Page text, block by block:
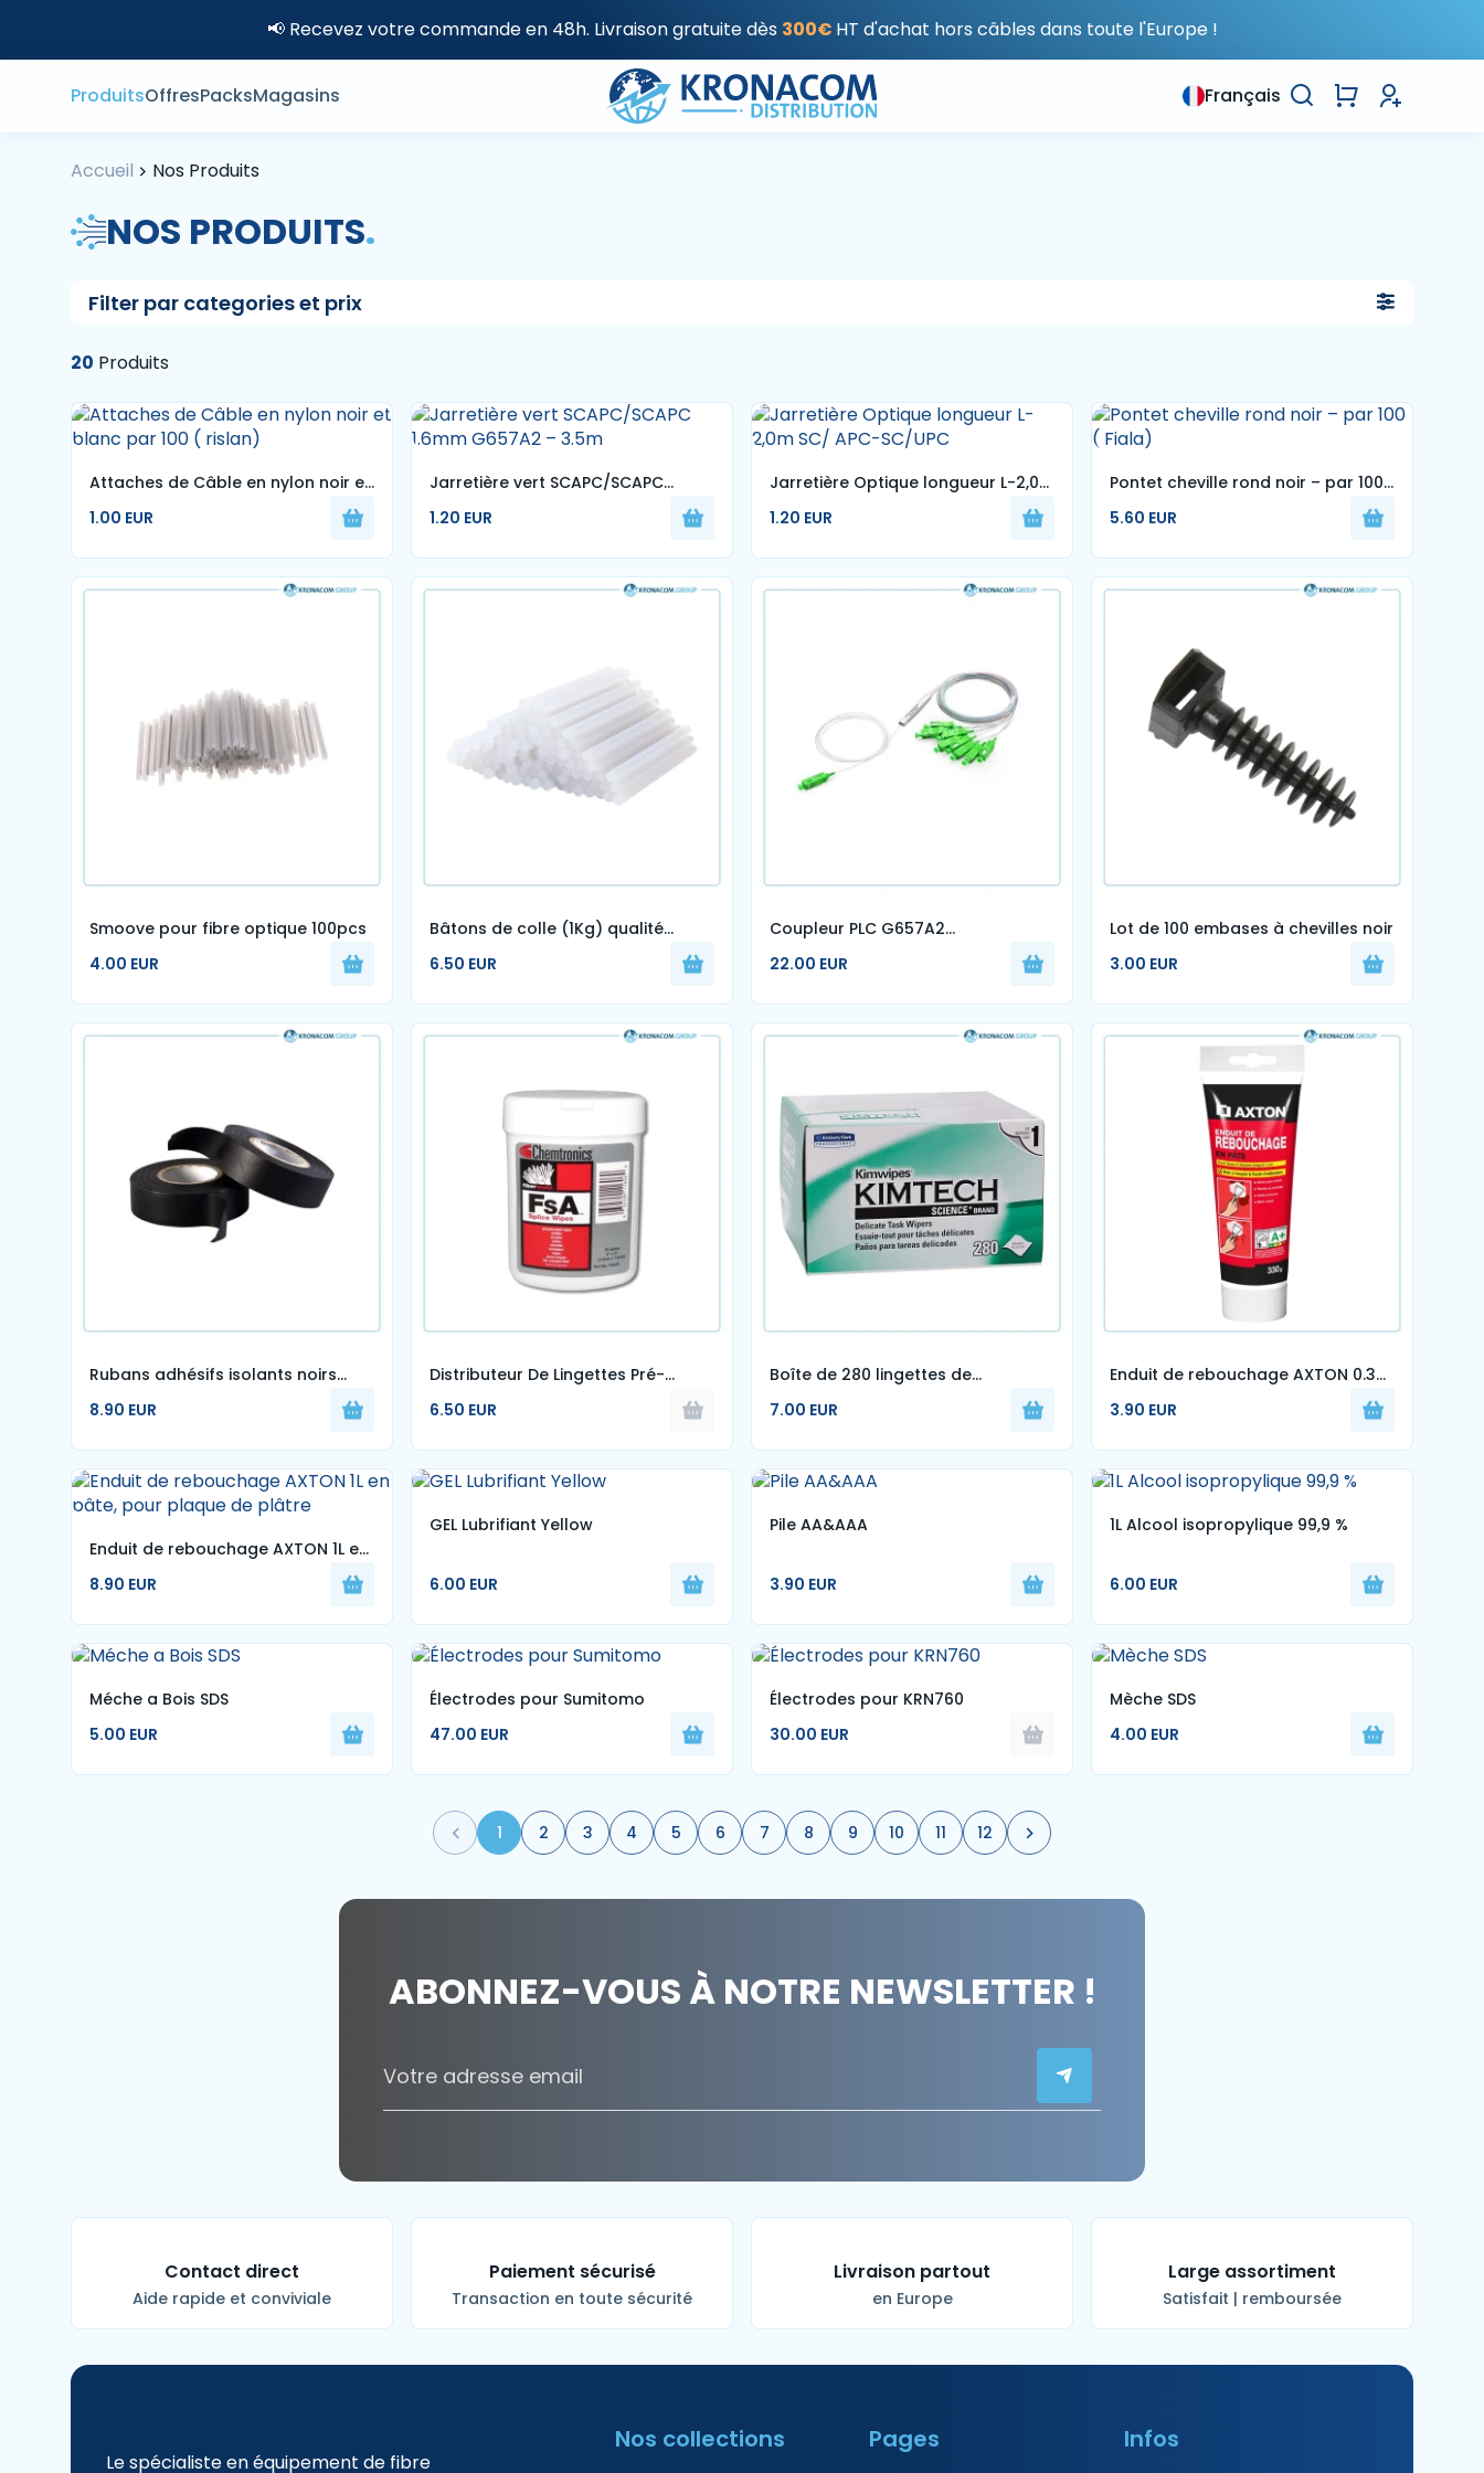
📢 Recevez votre commande en 48h. Livraison gratuite dès 300€ HT d'achat hors câbles dans toute l'Europe !
ProduitsOffresPacksMagasins Français
Accueil Nos Produits
NOS PRODUITS.
Filter par categories et prix
20 Produits
Attaches de Câble en nylon noir et
blanc par 100 ( rislan)
1.00 EUR
Jarretière vert SCAPC/SCAPC
1.6mm G657A2 – 3.5m
1.20 EUR
Jarretière Optique longueur L-2,0m
SC/ APC-SC/UPC
1.20 EUR
Pontet cheville rond noir – par 100
( Fiala)
5.60 EUR
Smoove pour fibre optique 100pcs
4.00 EUR
Bâtons de colle (1Kg) qualité
premium
6.50 EUR
Coupleur PLC G657A2
connectorisé Dimensions 1/8
22.00 EUR
Lot de 100 embases à chevilles noir
3.00 EUR
Rubans adhésifs isolants noirs
(scotch Kronacom ) – par 8
8.90 EUR
Distributeur De Lingettes Pré-
Saturées Pour Raccordeur FO
6.50 EUR
Boîte de 280 lingettes de
nettoyage KIMTECH
7.00 EUR
Enduit de rebouchage AXTON 0.33
kg en pâte, pour plaque de plâtre
3.90 EUR
Enduit de rebouchage AXTON 1L en
pâte, pour plaque de plâtre
8.90 EUR
GEL Lubrifiant Yellow
6.00 EUR
Pile AA&AAA
3.90 EUR
1L Alcool isopropylique 99,9 %
6.00 EUR
Méche a Bois SDS
5.00 EUR
Électrodes pour Sumitomo
47.00 EUR
Électrodes pour KRN760
30.00 EUR
Mèche SDS
4.00 EUR
1 2 3 4 5 6 7 8 9 10 11 12
ABONNEZ-VOUS À NOTRE NEWSLETTER !
Contact direct
Aide rapide et conviviale
Paiement sécurisé
Transaction en toute sécurité
Livraison partout
en Europe
Large assortiment
Satisfait | remboursée
Le spécialiste en équipement de fibre
Nos collections Pages Infos